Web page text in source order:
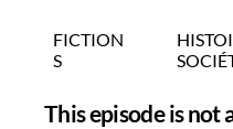
FICTION
S
This episode is not